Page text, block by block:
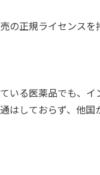
ム
の正規ライセンス
いる医薬品でも、
はしておらず、他国